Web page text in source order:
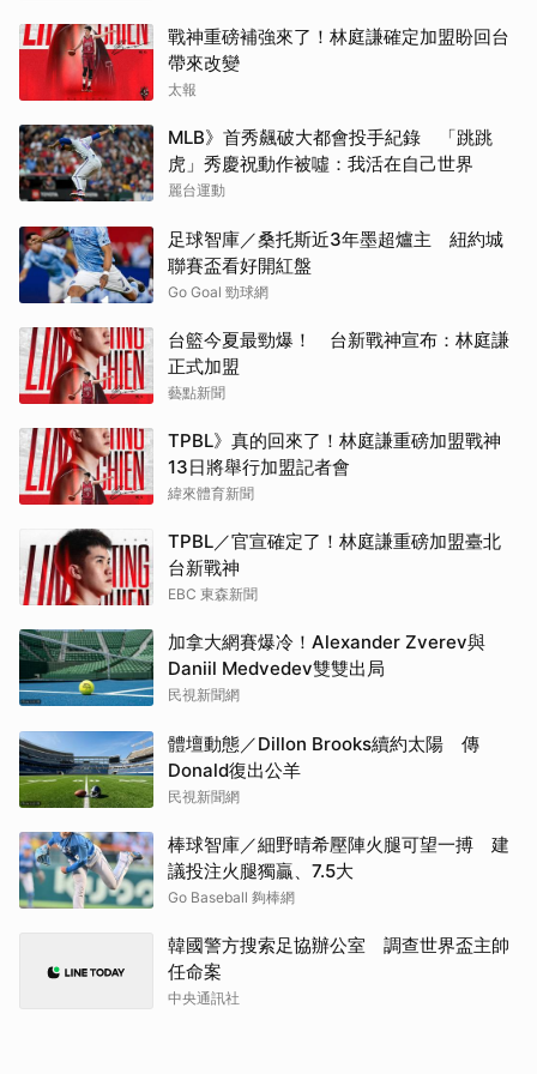
戰神重磅補強來了！林庭謙確定加盟盼回台
帶來改變
太報
MLB》首秀飆破大都會投手紀錄 「跳跳
虎」秀慶祝動作被噓：我活在自己世界
麗台運動
足球智庫／桑托斯近3年墨超爐主 紐約城
聯賽盃看好開紅盤
Go Goal 勁球網
台籃今夏最勁爆！ 台新戰神宣布：林庭謙
正式加盟
藝點新聞
TPBL》真的回來了！林庭謙重磅加盟戰神
13日將舉行加盟記者會
緯來體育新聞
TPBL／官宣確定了！林庭謙重磅加盟臺北
台新戰神
EBC 東森新聞
加拿大網賽爆冷！Alexander Zverev與
Daniil Medvedev雙雙出局
民視新聞網
體壇動態／Dillon Brooks續約太陽 傳
Donald復出公羊
民視新聞網
棒球智庫／細野晴希壓陣火腿可望一搏 建
議投注火腿獨贏、7.5大
Go Baseball 夠棒網
韓國警方搜索足協辦公室 調查世界盃主帥
任命案
中央通訊社